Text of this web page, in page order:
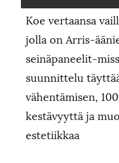
Koe vertaansa
jolla on Arris-
seinäpaneelit-
suunnittelu
vähentämisen,
kestävyyttä ja
estetiikkaa